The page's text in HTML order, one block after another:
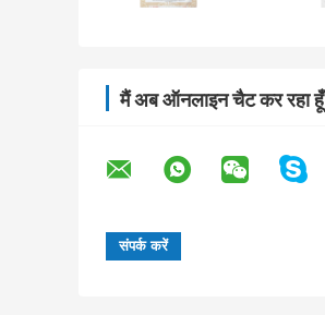
मैं अब ऑनलाइन चैट कर रहा हूँ